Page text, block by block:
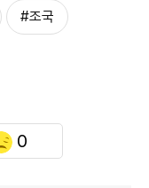
#조국
0